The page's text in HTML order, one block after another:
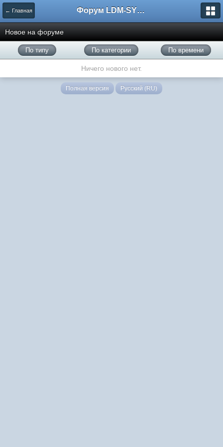
← Главная Форум LDM-SYSTEMS
Новое на форуме
По типу По категории По времени
Ничего нового нет.
Полная версия Русский (RU)